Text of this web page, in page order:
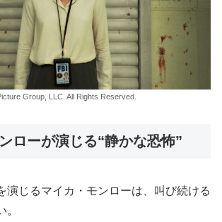
Group, LLC. All Rights Reserved.
ローが演じる“静かな恐怖”
演じるマイカ・モンローは、叫び続ける
。